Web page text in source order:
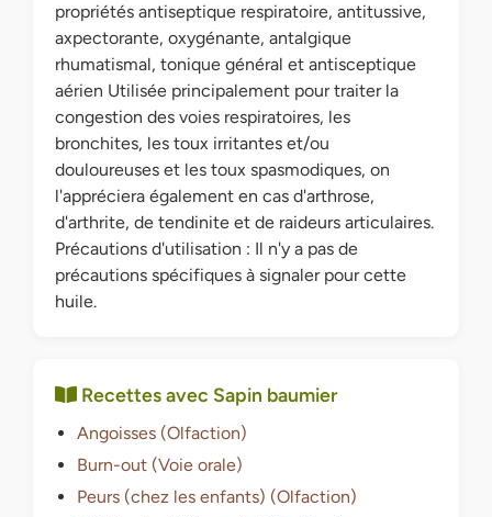
propriétés antiseptique respiratoire, antitussive,
axpectorante, oxygénante, antalgique
rhumatismal, tonique général et antisceptique
aérien Utilisée principalement pour traiter la
congestion des voies respiratoires, les
bronchites, les toux irritantes et/ou
douloureuses et les toux spasmodiques, on
l'appréciera également en cas d'arthrose,
d'arthrite, de tendinite et de raideurs articulaires.
Précautions d'utilisation : Il n'y a pas de
précautions spécifiques à signaler pour cette
huile.
Recettes avec Sapin baumier
Angoisses (Olfaction)
Burn-out (Voie orale)
Peurs (chez les enfants) (Olfaction)